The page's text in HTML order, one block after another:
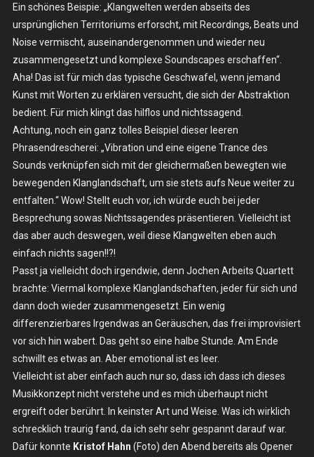
Ein schönes Beispie: „Klangwelten werden abseits des
ursprünglichen Territoriums erforscht, mit Recordings, Beats und
Noise vermischt, auseinandergenommen und wieder neu
zusammengesetzt und komplexe Soundscapes erschaffen“.
Aha! Das ist für mich das typische Geschwafel, wenn jemand
Kunst mit Worten zu erklären versucht, die sich der Abstraktion
bedient. Für mich klingt das hilflos und nichtssagend.
Achtung, noch ein ganz tolles Beispiel dieser leeren
Phrasendrescherei: „Vibration und eine eigene Trance des
Sounds verknüpfen sich mit der gleichermaßen bewegten wie
bewegenden Klanglandschaft, um sie stets aufs Neue weiter zu
entfalten.“ Wow! Stellt euch vor, ich würde euch bei jeder
Besprechung sowas Nichtssagendes präsentieren. Vielleicht ist
das aber auch deswegen, weil diese Klangwelten eben auch
einfach nichts sagen!!?!
Passt ja vielleicht doch irgendwie, denn Jochen Arbeits Quartett
brachte: Viermal komplexe Klanglandschaften, jeder für sich und
dann doch wieder zusammengesetzt. Ein wenig
differenzierbares Irgendwas an Geräuschen, das frei improvisiert
vor sich hin wabert. Das geht so eine halbe Stunde. Am Ende
schwillt es etwas an. Aber emotional ist es leer.
Vielleicht ist aber einfach auch nur so, dass ich dass ich dieses
Musikkonzept nicht verstehe und es mich überhaupt nicht
ergreift oder berührt. In keinster Art und Weise. Was ich wirklich
schrecklich traurig fand, da ich sehr sehr gespannt darauf war.
Dafür konnte Kristof Hahn (Foto) den Abend bereits als Opener